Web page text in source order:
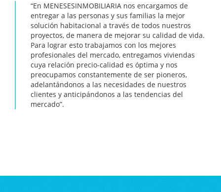
“En MENESESINMOBILIARIA nos encargamos de
entregar a las personas y sus familias la mejor
solución habitacional a través de todos nuestros
proyectos, de manera de mejorar su calidad de vida.
Para lograr esto trabajamos con los mejores
profesionales del mercado, entregamos viviendas
cuya relación precio-calidad es óptima y nos
preocupamos constantemente de ser pioneros,
adelantándonos a las necesidades de nuestros
clientes y anticipándonos a las tendencias del
mercado”.